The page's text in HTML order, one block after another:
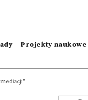
Projekty naukowe